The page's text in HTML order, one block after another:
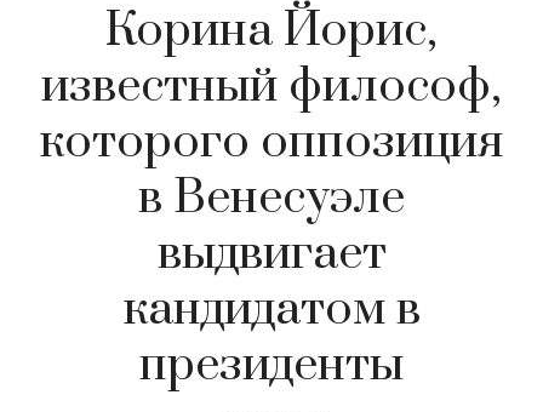
Корина Йорис,
известный философ,
которого оппозиция
в Венесуэле
выдвигает
кандидатом в
президенты